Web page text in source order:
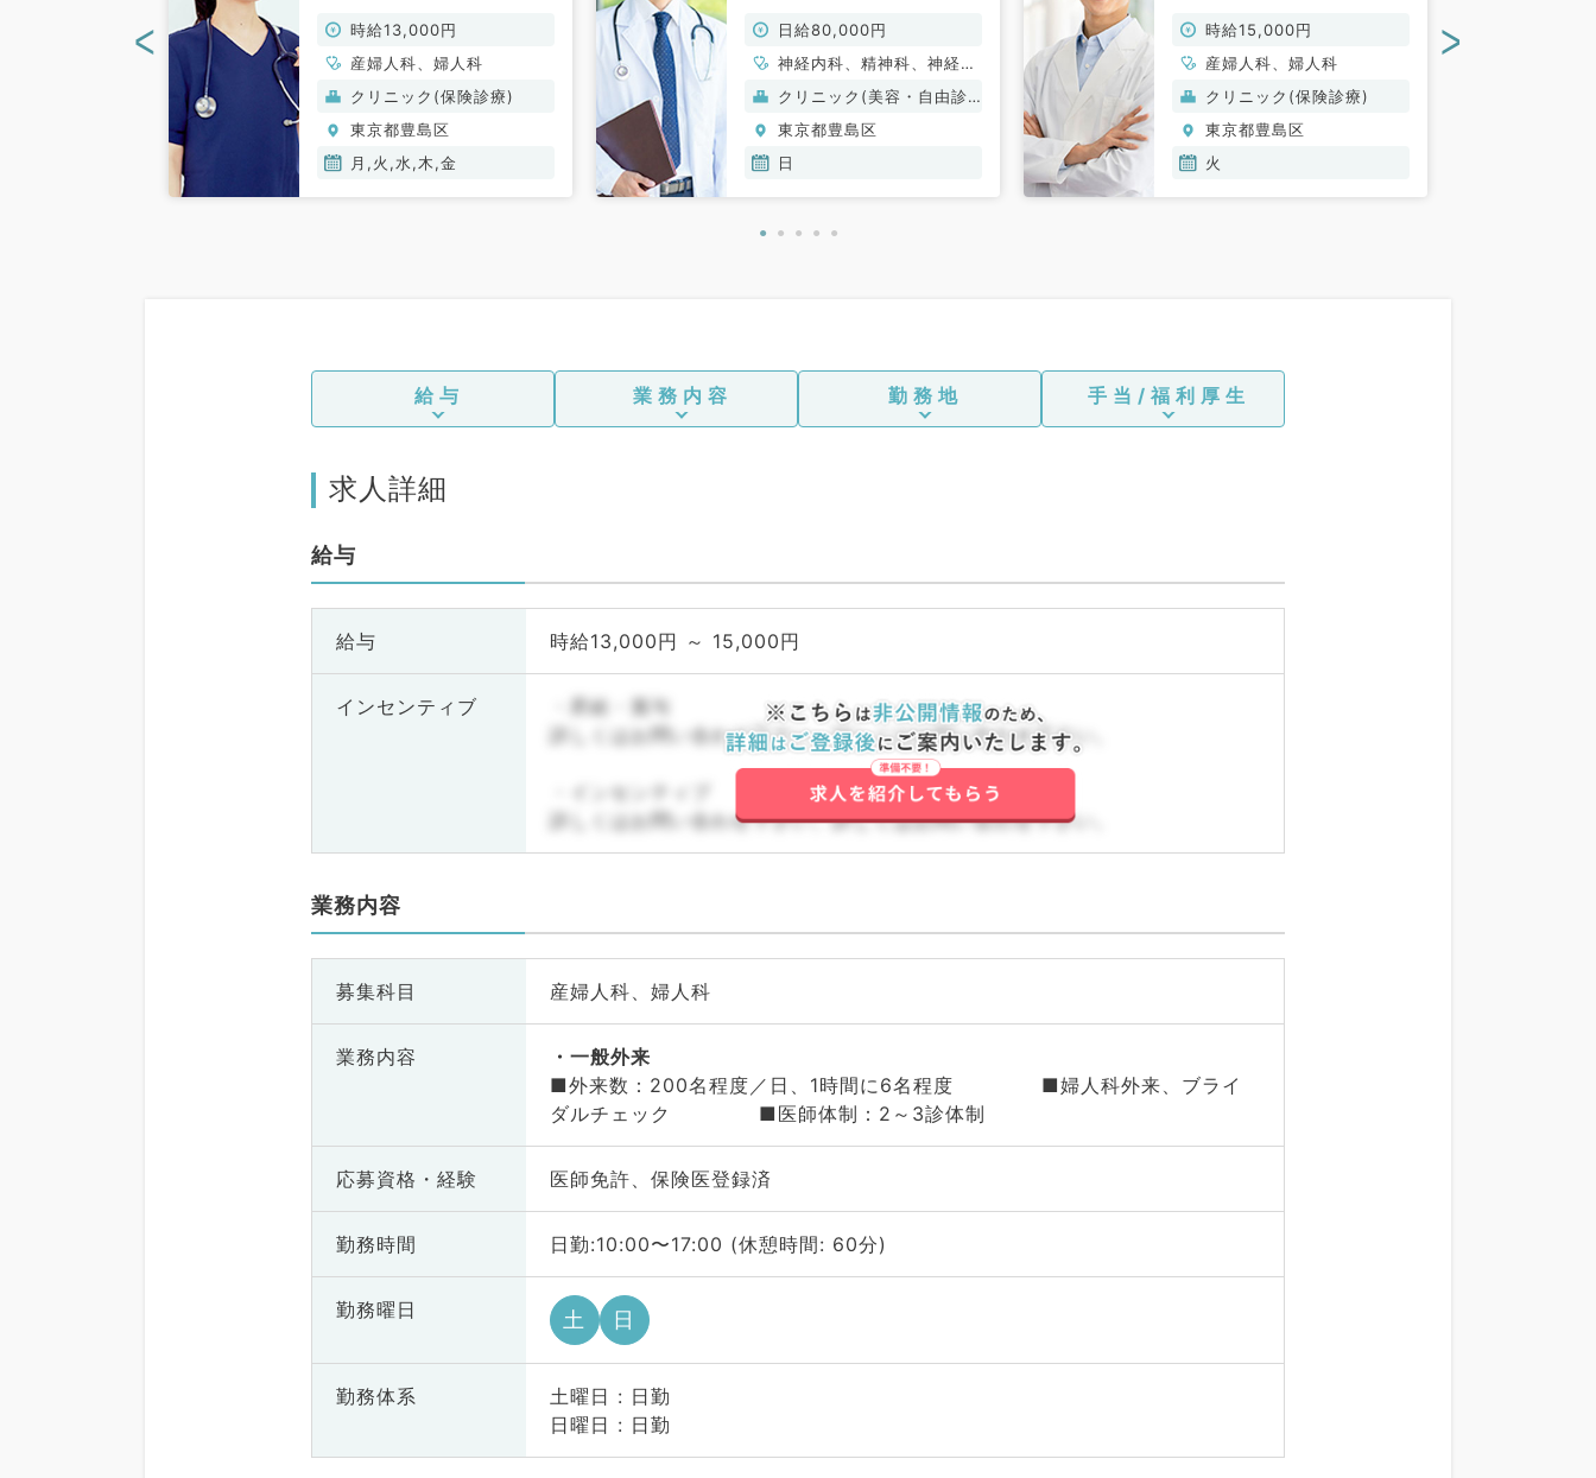
科、産婦人科／非常勤）
時給13,000円
産婦人科、婦人科
クリニック(保険診療)
東京都豊島区
月,火,水,木,金
問／非常勤）
日給80,000円
神経内科、精神科、神経
科、アレルギー科、リウマ
チ科、小児科、整形外科、
形成外科、美容外科、脳神
経外科、呼吸器外科、心臓
産科、婦人科、眼科、耳鼻
科、呼吸器内科、消化器内
科、内分泌・代謝内科、腎
臓内科、老年内科、血液内
ーツ整形外科、大腸・肛門
外科、その他、産業医、科
目不問
クリニック(美容・自由診
療）
東京都豊島区
日
勤）時給15,000円
産婦人科、婦人科
クリニック(保険診療)
東京都豊島区
火
< >
給与 業務内容 勤務地 手当/福利厚生
求人詳細
給与
給与 時給13,000円 ～ 15,000円
インセンティブ
・昇給・賞与
詳しくはお問い合わせ下さい。詳しくはお問い合わせ下さい。
・インセンティブ
詳しくはお問い合わせ下さい。詳しくはお問い合わせ下さい。
業務内容
募集科目 産婦人科、婦人科
業務内容
一般外来
■外来数：200名程度／日、1時間に6名程度 ■婦人科外来、ブライ
ダルチェック ■医師体制：2～3診体制
応募資格・ 経験 医師免許、保険医登録済
勤務時間 日勤:10:00〜17:00 (休憩時間: 60分)
勤務曜日 土 日
勤務体系
土曜日 : 日勤
日曜日 : 日勤